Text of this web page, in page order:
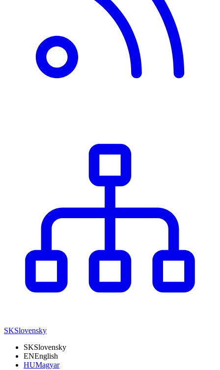
SKSlovensky
SKSlovensky
ENEnglish
HUMagyar